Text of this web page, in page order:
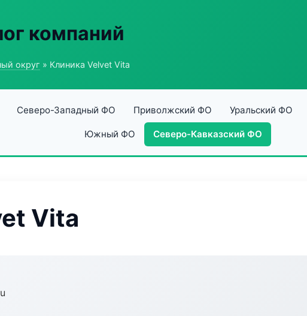
компаний
округ » Клиника Velvet Vita
Северо-Западный ФО Приволжский ФО Уральский ФО
Южный ФО Северо-Кавказский ФО
Vita